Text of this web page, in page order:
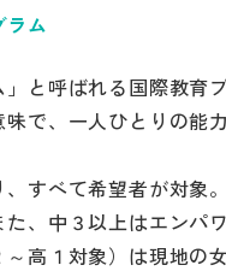
ラム
と呼ばれる国際教
で、一人ひとりの能
すべて希望者が対象
、中３以上はエンパ
高１対象）は現地の